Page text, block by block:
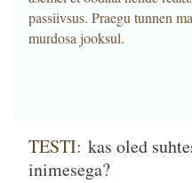
passiivsus. Praegu tunnen
murdosa jooksul.
TESTI: kas oled
inimesega?